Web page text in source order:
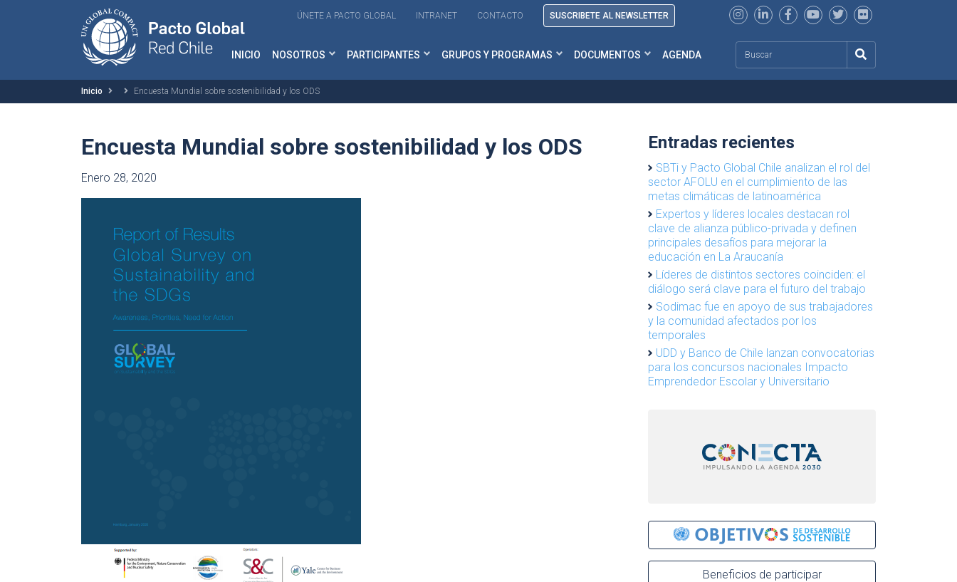
ÚNETE A PACTO GLOBAL INTRANET CONTACTO SUSCRIBETE AL NEWSLETTER
INICIO NOSOTROS PARTICIPANTES GRUPOS Y PROGRAMAS DOCUMENTOS AGENDA
Inicio Encuesta Mundial sobre sostenibilidad y los ODS
Encuesta Mundial sobre sostenibilidad y los ODS
Enero 28, 2020
Entradas recientes
SBTi y Pacto Global Chile analizan el rol del
sector AFOLU en el cumplimiento de las
metas climáticas de latinoamérica
Expertos y líderes locales destacan rol
clave de alianza público-privada y definen
principales desafíos para mejorar la
educación en La Araucanía
Líderes de distintos sectores coinciden: el
diálogo será clave para el futuro del trabajo
Sodimac fue en apoyo de sus trabajadores
y la comunidad afectados por los
temporales
UDD y Banco de Chile lanzan convocatorias
para los concursos nacionales Impacto
Emprendedor Escolar y Universitario
Beneficios de participar